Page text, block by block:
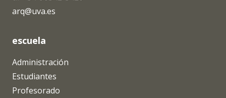
arq@uva.es
escuela
Administración
Estudiantes
Profesorado